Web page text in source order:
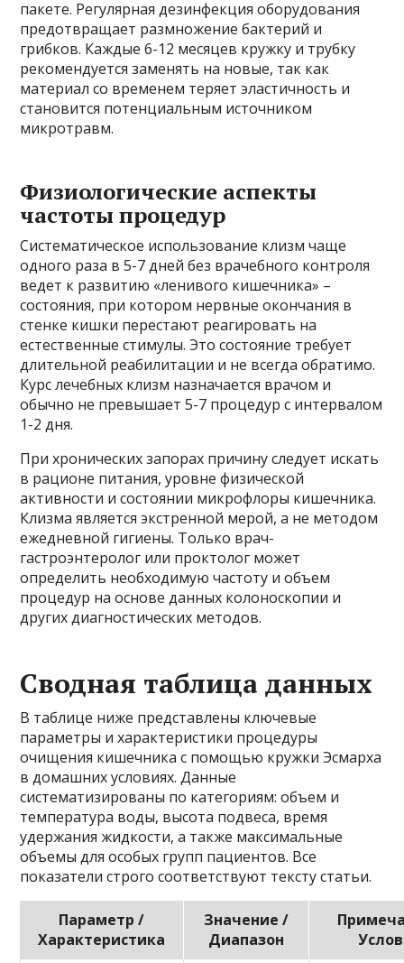
пакете. Регулярная дезинфекция оборудования
предотвращает размножение бактерий и
грибков. Каждые 6-12 месяцев кружку и трубку
рекомендуется заменять на новые, так как
материал со временем теряет эластичность и
становится потенциальным источником
микротравм.
Физиологические аспекты
частоты процедур
Систематическое использование клизм чаще
одного раза в 5-7 дней без врачебного контроля
ведет к развитию «ленивого кишечника» –
состояния, при котором нервные окончания в
стенке кишки перестают реагировать на
естественные стимулы. Это состояние требует
длительной реабилитации и не всегда обратимо.
Курс лечебных клизм назначается врачом и
обычно не превышает 5-7 процедур с интервалом
1-2 дня.
При хронических запорах причину следует искать
в рационе питания, уровне физической
активности и состоянии микрофлоры кишечника.
Клизма является экстренной мерой, а не методом
ежедневной гигиены. Только врач-
гастроэнтеролог или проктолог может
определить необходимую частоту и объем
процедур на основе данных колоноскопии и
других диагностических методов.
Сводная таблица данных
В таблице ниже представлены ключевые
параметры и характеристики процедуры
очищения кишечника с помощью кружки Эсмарха
в домашних условиях. Данные
систематизированы по категориям: объем и
температура воды, высота подвеса, время
удержания жидкости, а также максимальные
объемы для особых групп пациентов. Все
показатели строго соответствуют тексту статьи.
Параметр /
Характеристика
Значение /
Диапазон